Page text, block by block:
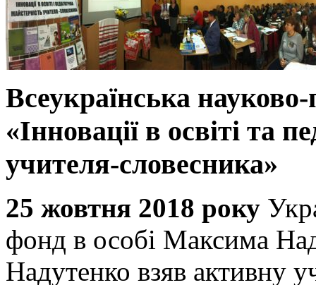
Всеукраїнська
«Інновації в освіті та
учителя-словесника»
25 жовтня 2018 року
фонд в особі Максима
Надутенко взяв активну